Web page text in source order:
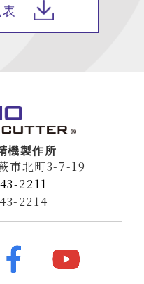
機製作所
市北町3-7-19
2211
2214